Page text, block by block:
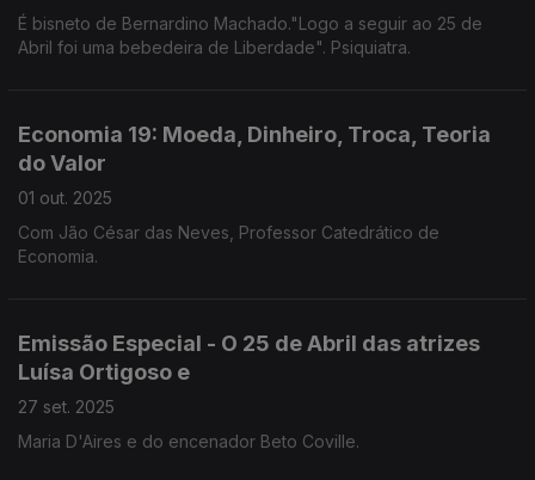
É bisneto de Bernardino Machado."Logo a seguir ao 25 de
Abril foi uma bebedeira de Liberdade". Psiquiatra.
Economia 19: Moeda, Dinheiro, Troca, Teoria
do Valor
01 out. 2025
Com Jão César das Neves, Professor Catedrático de
Economia.
Emissão Especial - O 25 de Abril das atrizes
Luísa Ortigoso e
27 set. 2025
Maria D'Aires e do encenador Beto Coville.